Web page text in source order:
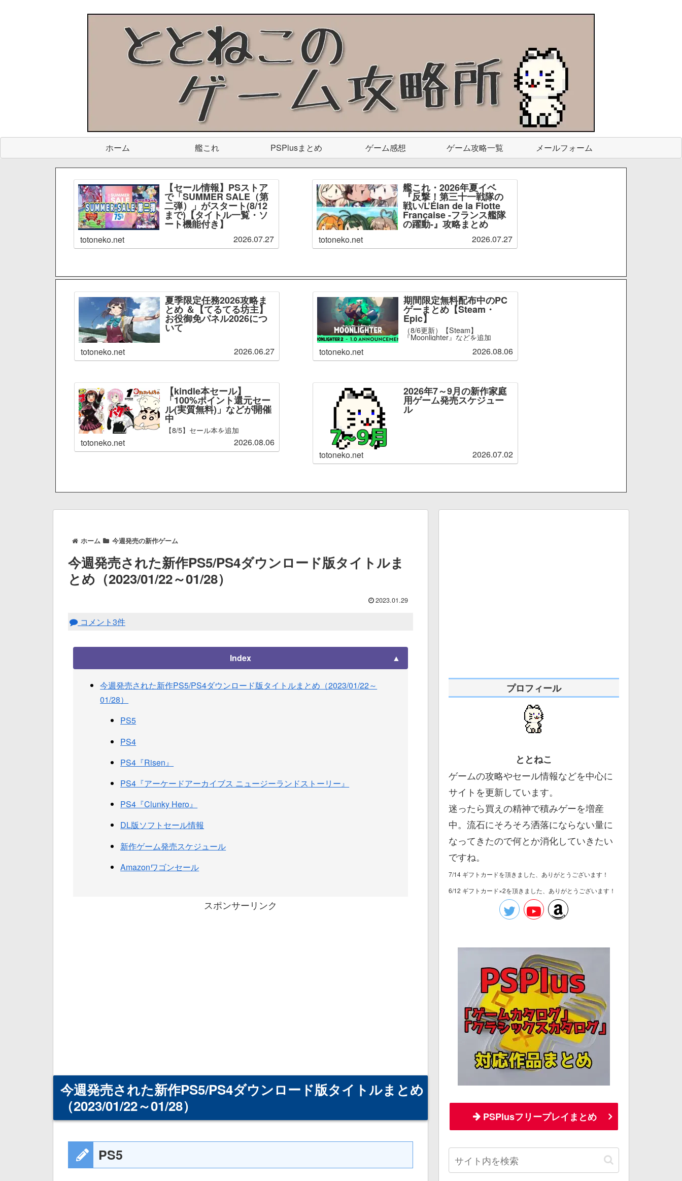
ホーム 艦これ PSPlusまとめ ゲーム感想 ゲーム攻略一覧 メールフォーム
【セール情報】PSストア
で「SUMMER SALE（第
二弾）」がスタート(8/12
まで)【タイトル一覧・ソ
ート機能付き】
totoneko.net 2026.07.27
艦これ・2026年夏イベ
『反撃！第三十一戦隊の
戦い/L’Élan de la Flotte
Française -フランス艦隊
の躍動-』攻略まとめ
totoneko.net 2026.07.27
夏季限定任務2026攻略ま
とめ ＆【てるてる坊主】
お役御免パネル2026につ
いて
totoneko.net 2026.06.27
【kindle本セール】
「100%ポイント還元セー
ル(実質無料)」などが開催
中
【8/5】セール本を追加
totoneko.net 2026.08.06
期間限定無料配布中のPC
ゲーまとめ【Steam・
Epic】
（8/6更新）【Steam】
『Moonlighter』などを追加
totoneko.net 2026.08.06
2026年7～9月の新作家庭
用ゲーム発売スケジュー
ル
totoneko.net 2026.07.02
ホーム 今週発売の新作ゲーム
今週発売された新作PS5/PS4ダウンロード版タイトルま
とめ（2023/01/22～01/28）
2023.01.29
コメント3件
Index
今週発売された新作PS5/PS4ダウンロード版タイトルまとめ（2023/01/22～
01/28）
PS5
PS4
PS4『Risen』
PS4『アーケードアーカイブス ニュージーランドストーリー』
PS4『Clunky Hero』
DL版ソフトセール情報
新作ゲーム発売スケジュール
Amazonワゴンセール
スポンサーリンク
今週発売された新作PS5/PS4ダウンロード版タイトルまとめ
（2023/01/22～01/28）
PS5
プロフィール
ととねこ
ゲームの攻略やセール情報などを中心に
サイトを更新しています。
迷ったら買えの精神で積みゲーを増産
中。流石にそろそろ洒落にならない量に
なってきたので何とか消化していきたい
ですね。
7/14 ギフトカードを頂きました、ありがとうございます！
6/12 ギフトカード×2を頂きました、ありがとうございます！
PSPlusフリープレイまとめ